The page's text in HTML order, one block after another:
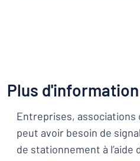
Plus d'information
Entreprises, associations
peut avoir besoin de
de stationnement à l’aide